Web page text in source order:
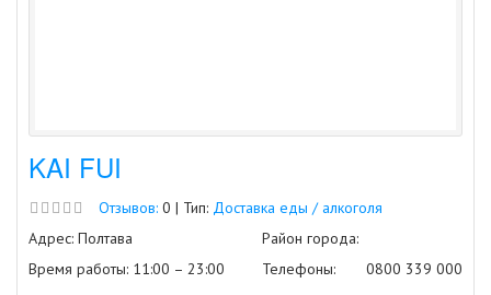
KAI FUI
Отзывов: 0 | Тип: Доставка еды / алкоголя
Адрес: Полтава
Время работы: 11:00 – 23:00
Район города:
Телефоны:
0800 339 000